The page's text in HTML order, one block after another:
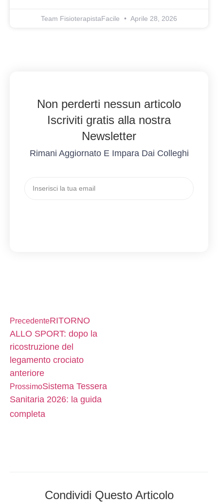
Team FisioterapistaFacile Aprile 28, 2026
Non perderti nessun articolo
Iscriviti gratis alla nostra
Newsletter
Rimani Aggiornato E Impara Dai Colleghi
PrecedenteRITORNO
ALLO SPORT: dopo la
ricostruzione del
legamento crociato
anteriore
ProssimoSistema Tessera
Sanitaria 2026: la guida
completa
Condividi Questo Articolo